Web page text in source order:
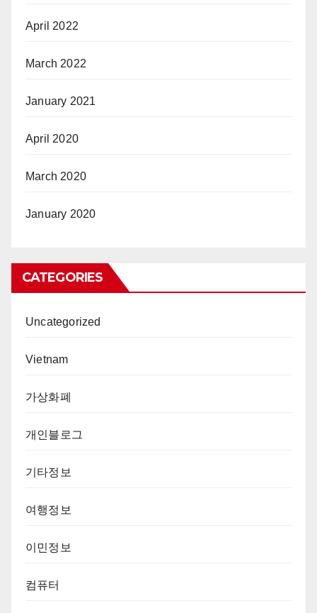
April 2022
March 2022
January 2021
April 2020
March 2020
January 2020
CATEGORIES
Uncategorized
Vietnam
가상화폐
개인블로그
기타정보
여행정보
이민정보
컴퓨터